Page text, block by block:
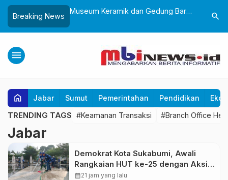
Breaking News
25 dengan Aksi
dan Alun-Alun
Museum Keramik dan Gedung Baru
Ponpes Al-Fath Perkuat Pelestarian
Budaya Nusantara
Lantik
Adaptif
search
menu
home Jabar Sumut Pemerintahan Pendidikan
TRENDING TAGS #Keamanan Transaksi #Branch Office
Jabar
Demokrat Kota Sukabumi, Awali
Rangkaian HUT ke-25 dengan Aksi
Bersih Masjid Agung dan Alun-Alun
calendar_month21 jam yang lalu